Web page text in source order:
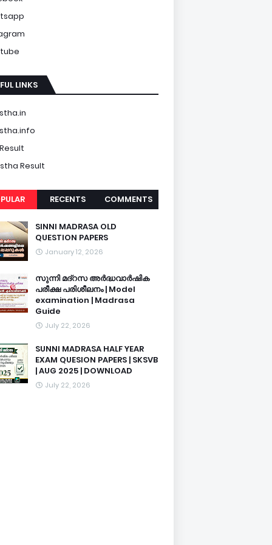
LINKS
Result
RECENTS COMMENTS
SINNI MADRASA OLD
QUESTION PAPERS
January 12, 2026
സുന്നി മദ്റസ അർദ്ധവാർഷിക
പരീക്ഷ പരിശീലനം | Model
examination | Madrasa
Guide
July 22, 2026
SUNNI MADRASA HALF YEAR
EXAM QUESION PAPERS | SKSVB
| AUG 2025 | DOWNLOAD
July 22, 2026